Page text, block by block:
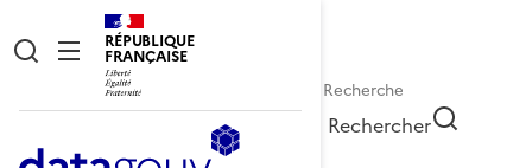
RÉPUBLIQUE
FRANÇAISE
Rechercher